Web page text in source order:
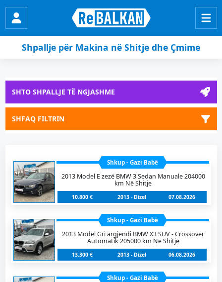
Shpallje për Makina në Shitje dhe Çmime
SHTO SHPALLJE TË NGJASHME
SHFAQ FILTRIN
Shkup - Gazi Babë
2013 Model E zezë BMW 3 Sedan Manuale 204000
km Në Shitje
10.800 € 2013 - Dizel 07.08.2026
Shkup - Gazi Babë
2013 Model Gri argjendi BMW X3 SUV - Crossover
Automatik 205000 km Në Shitje
13.300 € 2013 - Dizel 06.08.2026
Shkup - Gazi Babë